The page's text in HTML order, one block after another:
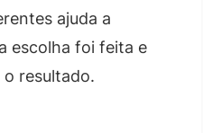
ajuda a
escolha foi feita e
resultado.